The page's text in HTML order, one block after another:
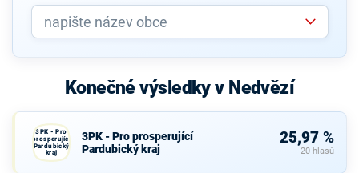
Konečné výsledky v Nedvězí
3PK - Pro
prosperující
Pardubický
kraj
3PK - Pro prosperující
Pardubický kraj
25,97 %
20 hlasů